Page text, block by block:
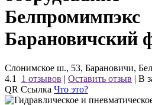
Белпромимпэкс
Барановичский
Слонимское ш., 53, Барановичи,
4.1
1 отзывов | Оставить отзыв | В
QR Ссылка Что это?